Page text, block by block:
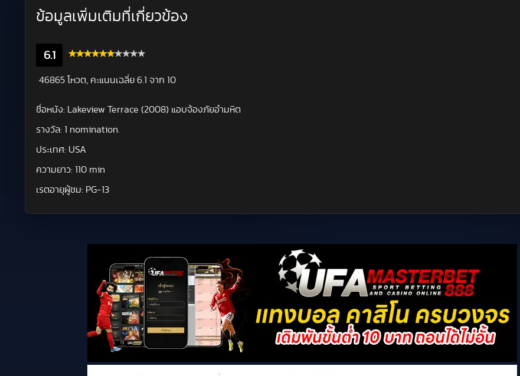
ข้อมูลเพิ่มเติมที่เกี่ยวข้อง
6.1
46865 โหวต, คะแนนเฉลี่ย 6.1 จาก 10
ชื่อหนัง: Lakeview Terrace (2008) แอบจ้องภัยอำมหิต
รางวัล: 1 nomination.
ประเทศ: USA
ความยาว: 110 min
เรตอายุผู้ชม: PG-13